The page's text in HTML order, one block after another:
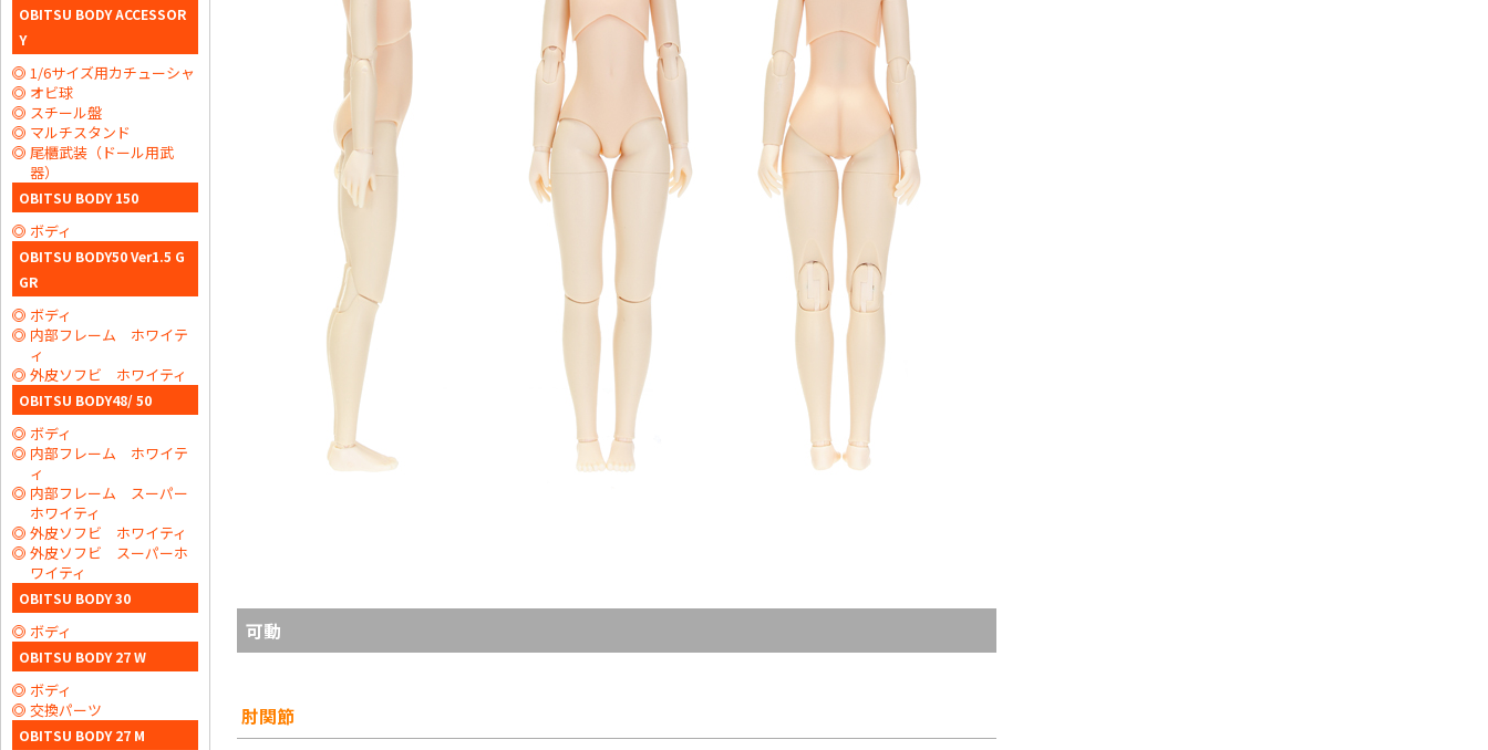
可動
肘関節
OBITSU BODY ACCESSOR
Y
1/6サイズ用カチューシャ
オビ球
スチール盤
マルチスタンド
尾櫃武装（ドール用武
器）
OBITSU BODY 150
ボディ
OBITSU BODY50 Ver1.5 G
GR
ボディ
内部フレーム ホワイテ
ィ
外皮ソフビ ホワイティ
OBITSU BODY48/ 50
ボディ
内部フレーム ホワイテ
ィ
内部フレーム スーパー
ホワイティ
外皮ソフビ ホワイティ
外皮ソフビ スーパーホ
ワイティ
OBITSU BODY 30
ボディ
OBITSU BODY 27 W
ボディ
交換パーツ
OBITSU BODY 27 M